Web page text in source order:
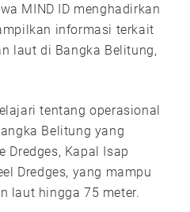
MIND ID menghadirkan
informasi terkait
laut di Bangka Belitung,
tentang operasional
Belitung yang
Dredges, Kapal Isap
Dredges, yang mampu
laut hingga 75 meter.